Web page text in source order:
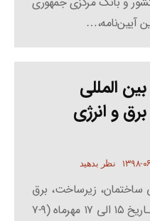
آیین‌نامه،…
المللی
و انرژی
۰۶-۲۴ نظر بدهید
ساختمان، زیرساخت، برق
و انرژی مسقط عمان ۲۰۱۹ در تــاریخ ۱۵ الی ۱۷ مهرماه (۹-۷